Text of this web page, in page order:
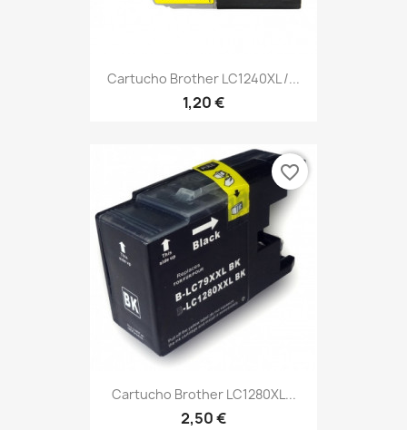
Cartucho Brother LC1240XL /...
1,20 €
Cartucho Brother LC1280XL...
2,50 €
favorite_border